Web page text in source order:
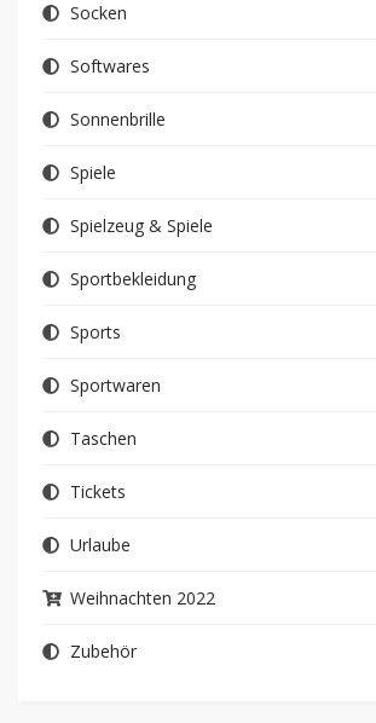
Socken
Softwares
Sonnenbrille
Spiele
Spielzeug & Spiele
Sportbekleidung
Sports
Sportwaren
Taschen
Tickets
Urlaube
Weihnachten 2022
Zubehör